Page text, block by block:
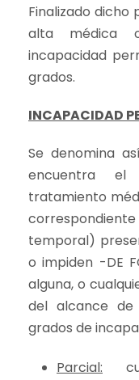
Finalizado
alta médica
incapacidad
grados.
INCAPACIDAD
Se denomina
encuentra
tratamiento
temporal)
o impiden -DE
alguna, o
del alcance de
grados de
Parcial: